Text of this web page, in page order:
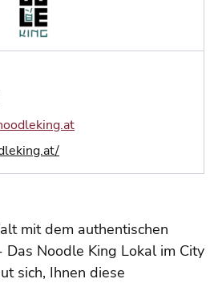
mit dem authentischen
Das Noodle King Lokal im City
sich, Ihnen diese